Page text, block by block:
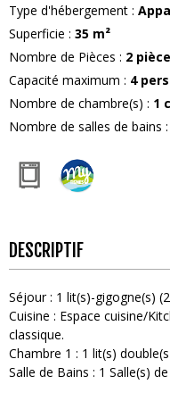
Type d'hébergement :
Superficie : 35 m²
Nombre de Pièces : 2
Capacité maximum : 4
Nombre de chambre(s) : 1
Nombre de salles de bains :
DESCRIPTIF
Séjour: 1 lit(s)-gigogne(s)
Cuisine : Espace cuisine/
classique
Chambre 1 : 1 lit(s)
Salle de Bains : 1 Salle(s)